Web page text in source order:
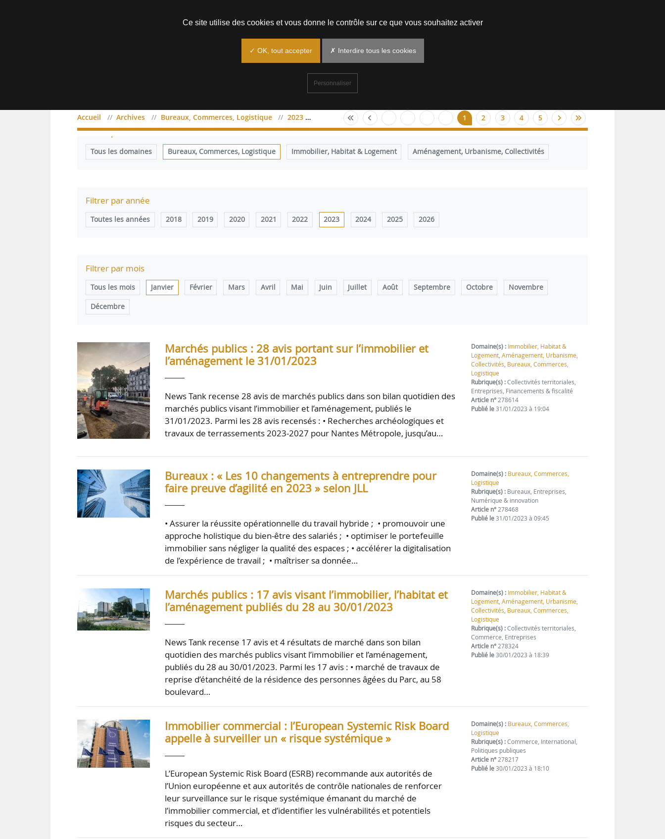
Accueil Archives Bureaux, Commerces, Logistique 2023 1 2 3 4 5
Filtrer par domaine
Tous les domaines Bureaux, Commerces, Logistique Immobilier, Habitat & Logement Aménagement, Urbanisme, Collectivités
Filtrer par année
Toutes les années 2018 2019 2020 2021 2022 2023 2024 2025 2026
Filtrer par mois
Tous les mois Janvier Février Mars Avril Mai Juin Juillet Août Septembre Octobre Novembre
Décembre
Marchés publics : 28 avis portant sur l’immobilier et
l’aménagement le 31/01/2023
News Tank recense 28 avis de marchés publics dans son bilan quotidien des
marchés publics visant l’immobilier et l’aménagement, publiés le
31/01/2023. Parmi les 28 avis recensés : • Recherches archéologiques et
travaux de terrassements 2023-2027 pour Nantes Métropole, jusqu’au…
Domaine(s) : Immobilier, Habitat &
Logement,Aménagement, Urbanisme,
Collectivités, Bureaux, Commerces,
Logistique
Rubrique(s) :Collectivités territoriales,
Entreprises, Financements & fiscalité
Article n°278614
Publié le31/01/2023 à 19:04
Bureaux : « Les 10 changements à entreprendre pour
faire preuve d’agilité en 2023 » selon JLL
• Assurer la réussite opérationnelle du travail hybride ; • promouvoir une
approche holistique du bien-être des salariés ; • optimiser le portefeuille
immobilier sans négliger la qualité des espaces ; • accélérer la digitalisation
de l’expérience de travail ; • maîtriser sa donnée…
Domaine(s) : Bureaux, Commerces,
Logistique
Rubrique(s) : Bureaux, Entreprises,
Numérique & innovation
Article n°278468
Publié le31/01/2023 à 09:45
Marchés publics : 17 avis visant l’immobilier, l’habitat et
l’aménagement publiés du 28 au 30/01/2023
News Tank recense 17 avis et 4 résultats de marché dans son bilan
quotidien des marchés publics visant l’immobilier et l’aménagement,
publiés du 28 au 30/01/2023. Parmi les 17 avis : • marché de travaux de
reprise d’étanchéité de la résidence des personnes âgées du Parc, au 58
boulevard…
Domaine(s) : Immobilier, Habitat &
Logement,Aménagement, Urbanisme,
Collectivités, Bureaux, Commerces,
Logistique
Rubrique(s) :Collectivités territoriales,
Commerce, Entreprises
Article n°278324
Publié le30/01/2023 à 18:39
Immobilier commercial : l’European Systemic Risk Board
appelle à surveiller un « risque systémique »
L’European Systemic Risk Board (ESRB) recommande aux autorités de
l’Union européenne et aux autorités de contrôle nationales de renforcer
leur surveillance sur le risque systémique émanant du marché de
l’immobilier commercial, et d’identifier les vulnérabilités et potentiels
risques du secteur…
Domaine(s) : Bureaux, Commerces,
Logistique
Rubrique(s) :Commerce, International,
Politiques publiques
Article n°278217
Publié le30/01/2023 à 18:10
Ce site utilise des cookies et vous donne le contrôle sur ce que vous souhaitez activer
✓ OK, tout accepter ✗ Interdire tous les cookies
Personnaliser